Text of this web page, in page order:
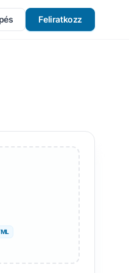
Feliratkozz